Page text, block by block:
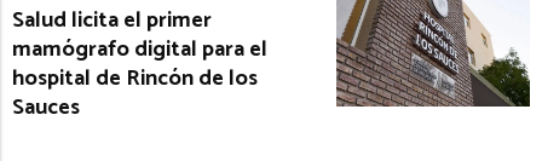
Salud licita el primer
mamógrafo digital para el
hospital de Rincón de los
Sauces